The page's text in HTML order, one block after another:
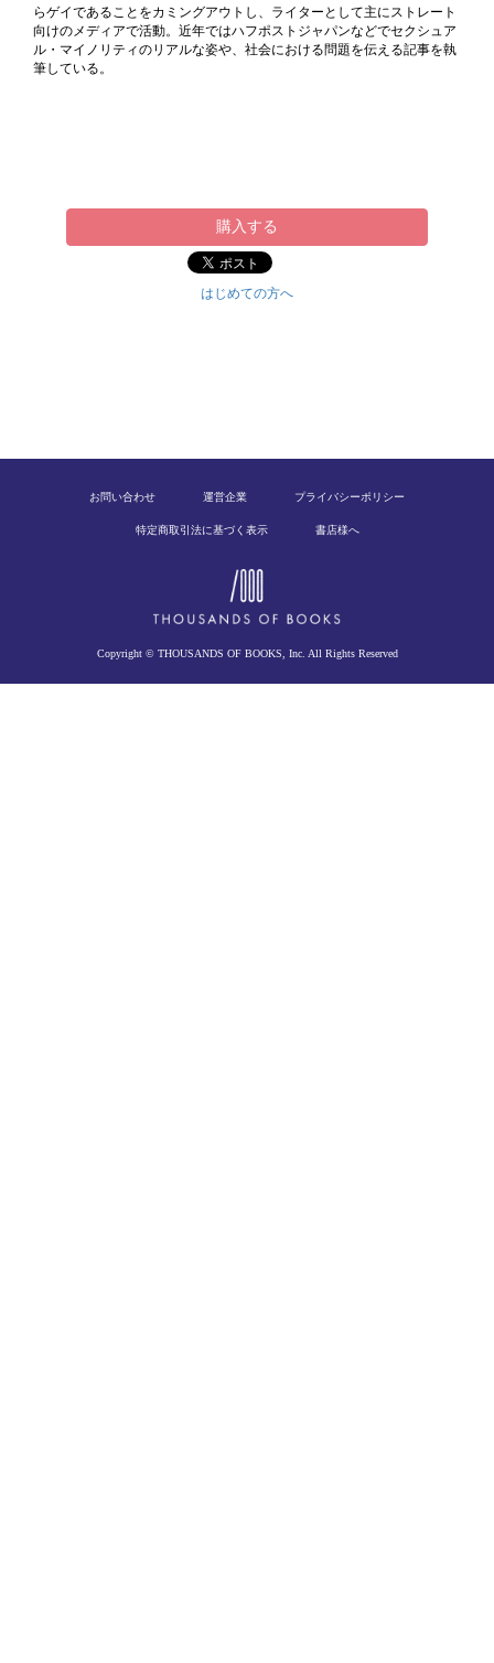
らゲイであることをカミングアウトし、ライターとして主にストレート
向けのメディアで活動。近年ではハフポストジャパンなどでセクシュア
ル・マイノリティのリアルな姿や、社会における問題を伝える記事を執
筆している。
購入する
はじめての方へ
お問い合わせ 運営企業 プライバシーポリシー
特定商取引法に基づく表示 書店様へ
Copyright © THOUSANDS OF BOOKS, Inc. All Rights Reserved